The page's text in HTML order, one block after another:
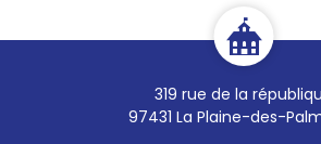
319 rue de la
97431 La Plaine-des-